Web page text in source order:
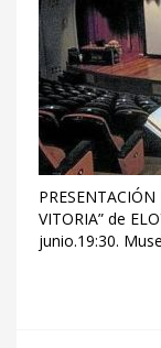
VITORIA” de
junio.19:30.